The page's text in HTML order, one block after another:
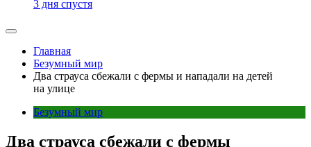
3 дня спустя
Главная
Безумный мир
Два страуса сбежали с фермы и нападали на детей
на улице
Безумный мир
Два страуса сбежали с фермы